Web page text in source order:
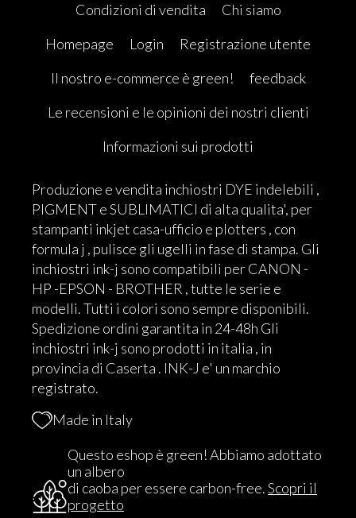
Condizioni di vendita
Chi siamo
Homepage
Login
Registrazione utente
Il nostro e-commerce è green!
feedback
Le recensioni e le opinioni dei nostri clienti
Informazioni sui prodotti
Produzione e vendita inchiostri DYE indelebili ,
PIGMENT e SUBLIMATICI di alta qualita', per
stampanti inkjet casa-ufficio e plotters , con
formula j , pulisce gli ugelli in fase di stampa. Gli
inchiostri ink-j sono compatibili per CANON -
HP -EPSON - BROTHER , tutte le serie e
modelli. Tutti i colori sono sempre disponibili.
Spedizione ordini garantita in 24-48h Gli
inchiostri ink-j sono prodotti in italia , in
provincia di Caserta . INK-J e' un marchio
registrato.
Made in Italy
Questo eshop è green! Abbiamo adottato
un albero
di caoba per essere carbon-free.Scopri il
progetto